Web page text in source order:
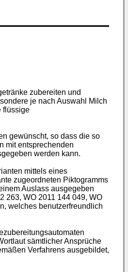
zubereiten und
je nach Auswahl Milch
flüssige
gewünscht, so dass die so
mit entsprechenden
werden kann.
mittels eines
zugeordneten Piktogramms
Auslass ausgegeben
263, WO 2011 144 049, WO
welches benutzerfreundlich
sämtlicher Ansprüche
Verfahrens ausgebildet,